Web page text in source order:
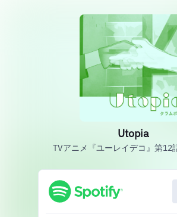
Utopia
TVアニメ『ユーレイデコ』第12